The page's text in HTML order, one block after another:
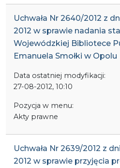
Uchwała Nr 2640/2012 z
2012 w sprawie nadania
Wojewódzkiej Bibliotece
Emanuela Smołki w Opolu
Data ostatniej modyfikacji:
27-08-2012, 10:10
Pozycja w menu:
Akty prawne
Uchwała Nr 2639/2012 z
2012 w sprawie przyjęcia